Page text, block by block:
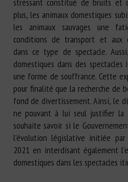
plus, les animaux domestiques
les animaux sauvages une
conditions de transport et aux
dans ce type de spectacle.
domestiques dans des
une forme de souffrance. Cette
pour finalité que la recherche de
fond de divertissement. Ainsi, le
ne pouvant à lui seul justifier la
souhaite savoir si le
l’évolution législative initiée
2021 en interdisant également
domestiques dans les spectacles